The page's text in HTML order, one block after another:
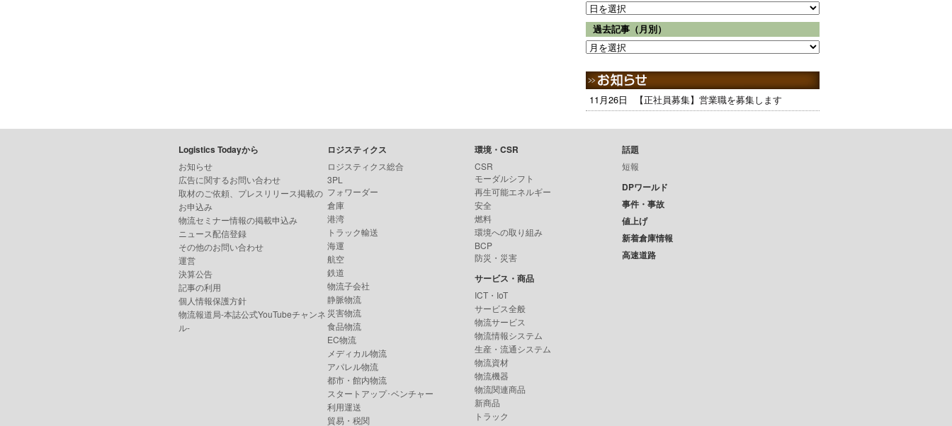
過去記事（月別）
11月26日 【正社員募集】営業職を募集します
Logistics Todayから
お知らせ
広告に関するお問い合わせ
取材のご依頼、プレスリリース掲載の
お申込み
物流セミナー情報の掲載申込み
ニュース配信登録
その他のお問い合わせ
運営
決算公告
記事の利用
個人情報保護方針
物流報道局-本誌公式YouTubeチャンネ
ル-
ロジスティクス
ロジスティクス総合
3PL
フォワーダー
倉庫
港湾
トラック輸送
海運
航空
鉄道
物流子会社
静脈物流
災害物流
食品物流
EC物流
メディカル物流
アパレル物流
都市・館内物流
スタートアップ･ベンチャー
利用運送
貿易・税関
環境・CSR
CSR
モーダルシフト
再生可能エネルギー
安全
燃料
環境への取り組み
BCP
防災・災害
サービス・商品
ICT・IoT
サービス全般
物流サービス
物流情報システム
生産・流通システム
物流資材
物流機器
物流関連商品
新商品
トラック
話題
短報
DPワールド
事件・事故
値上げ
新着倉庫情報
高速道路